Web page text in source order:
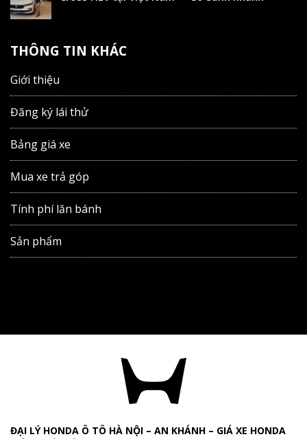
THÔNG TIN KHÁC
Giới thiệu
Đăng ký lái thử
Bảng giá xe
Mua xe trả góp
Tính phí lăn bánh
Sản phẩm
ĐẠI LÝ HONDA Ô TÔ HÀ NỘI – AN KHÁNH – GIÁ XE HONDA